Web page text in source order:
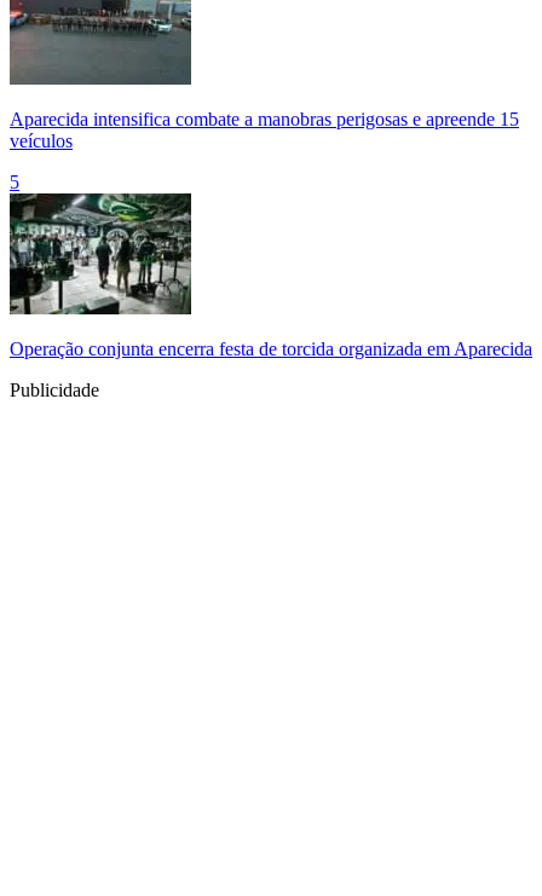
Aparecida intensifica combate a manobras perigosas e apreende 15
veículos
5
Operação conjunta encerra festa de torcida organizada em Aparecida
Publicidade